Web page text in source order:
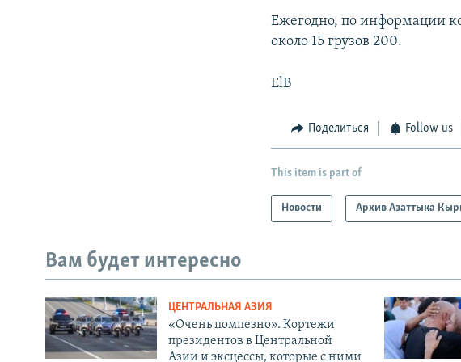
Ежегодно, по информации
около 15 грузов 200.
ElB
Поделиться Follow us
This item is part of
Новости Архив Азаттыка
Вам будет интересно
ЦЕНТРАЛЬНАЯ АЗИЯ
«Очень помпезно». Кортежи
президентов в Центральной
Азии и эксцессы, которые с ними